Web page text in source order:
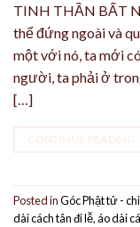
TINH THẦN BẤT
thể đứng ngoài và
một với nó, ta mới
người, ta phải ở
[…]
Posted inGóc Phật tử -
dài cách tân đi lễ,áo dài